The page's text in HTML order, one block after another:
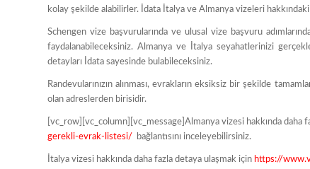
kolay şekilde alabilirler. İdata İtalya ve Almanya vizeleri
Schengen vize başvurularında ve ulusal vize başvuru
faydalanabileceksiniz. Almanya ve İtalya seyahatlerinizi
detayları İdata sayesinde bulabileceksiniz.
Randevularınızın alınması, evrakların eksiksiz bir şekilde
olan adreslerden birisidir.
[vc_row][vc_column][vc_message]Almanya vizesi hakkında daha
gerekli-evrak-listesi/
bağlantısını inceleyebilirsiniz.
İtalya vizesi hakkında daha fazla detaya ulaşmak için https://